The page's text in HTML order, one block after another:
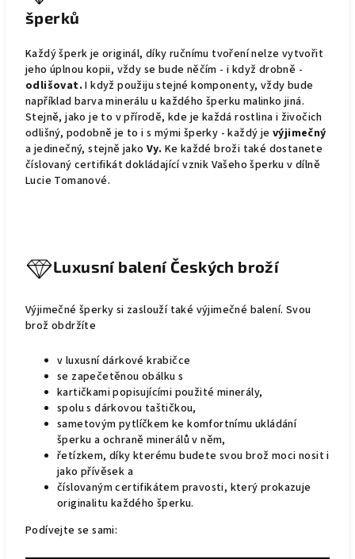
šperků
Každý šperk je originál, díky ručnímu tvoření nelze vytvořit
jeho úplnou kopii, vždy se bude něčím - i když drobně -
odlišovat. I když použiju stejné komponenty, vždy bude
například barva minerálu u každého šperku malinko jiná.
Stejně, jako je to v přírodě, kde je každá rostlina i živočich
odlišný, podobně je to i s mými šperky - každý je výjimečný
a jedinečný, stejně jako Vy. Ke každé broži také dostanete
číslovaný certifikát dokládající vznik Vašeho šperku v dílně
Lucie Tomanové.
Luxusní balení Českých broží
Výjimečné šperky si zaslouží také výjimečné balení. Svou
brož obdržíte
v luxusní dárkové krabičce
se zapečetěnou obálku s
kartičkami popisujícími použité minerály,
spolu s dárkovou taštičkou,
sametovým pytlíčkem ke komfortnímu ukládání
šperku a ochraně minerálů v něm,
řetízkem, díky kterému budete svou brož moci nosit i
jako přívěsek a
číslovaným certifikátem pravosti, který prokazuje
originalitu každého šperku.
Podívejte se sami: